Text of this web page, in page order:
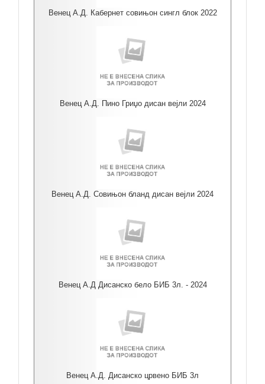
Венец А.Д. Кабернет совињон сингл блок 2022
Венец А.Д. Пино Гриџо дисан вејли 2024
Венец А.Д. Совињон бланд дисан вејли 2024
Венец А.Д Дисанско бело БИБ 3л. - 2024
Венец А.Д. Дисанско црвено БИБ 3л